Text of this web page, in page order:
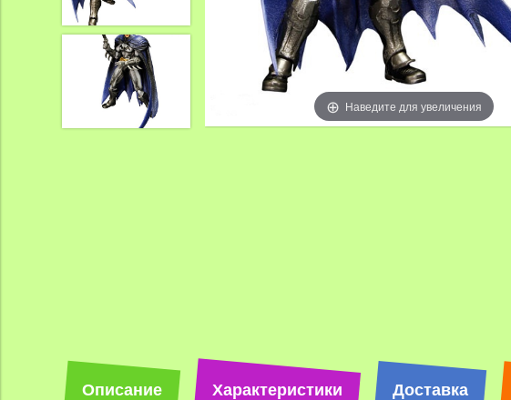
Наведите для увеличения
Описание Характеристики Доставка